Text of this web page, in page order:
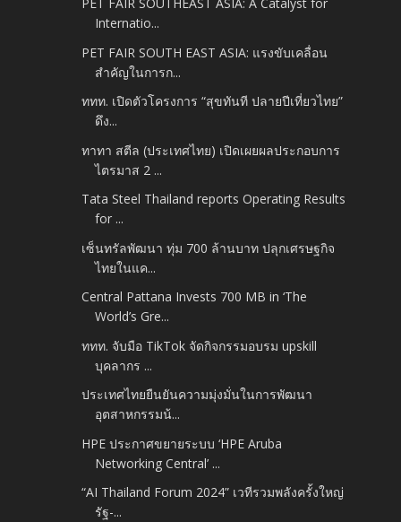
Internatio...
PET FAIR SOUTH EAST ASIA: แรงขับเคลื่อน
สำคัญในการก...
ททท. เปิดตัวโครงการ “สุขทันที ปลายปีเที่ยวไทย”
ดึง...
ทาทา สตีล (ประเทศไทย) เปิดเผยผลประกอบการ
ไตรมาส 2 ...
Tata Steel Thailand reports Operating Results
for ...
เซ็นทรัลพัฒนา ทุ่ม 700 ล้านบาท ปลุกเศรษฐกิจ
ไทยในแค...
Central Pattana Invests 700 MB in ‘The
World’s Gre...
ททท. จับมือ TikTok จัดกิจกรรมอบรม upskill
บุคลากร ...
ประเทศไทยยืนยันความมุ่งมั่นในการพัฒนา
อุตสาหกรรมน้...
HPE ประกาศขยายระบบ ‘HPE Aruba
Networking Central’ ...
“AI Thailand Forum 2024” เวทีรวมพลังครั้งใหญ่
รัฐ-...